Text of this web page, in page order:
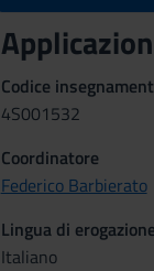
Codice
4S001532
Coordinatore
Federico Barbierato
Lingua di
Italiano